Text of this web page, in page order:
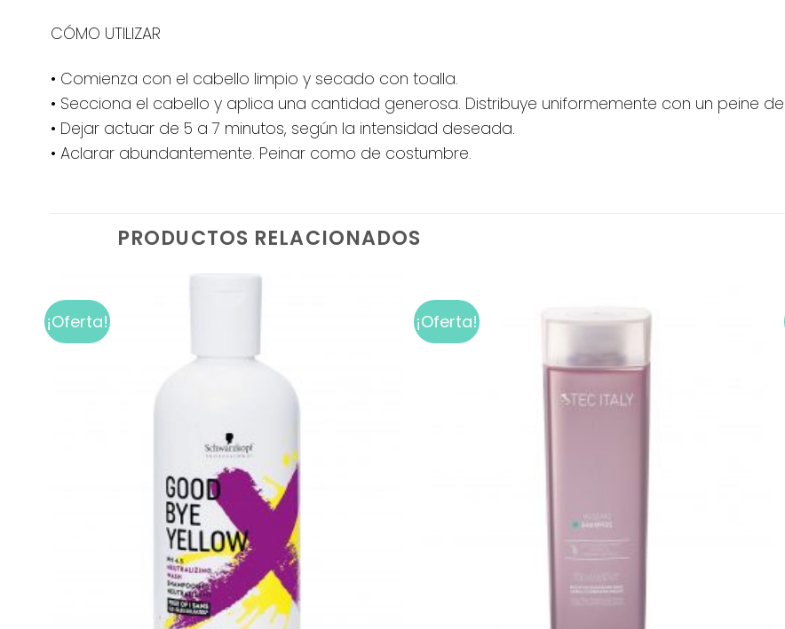
CÓMO UTILIZAR
• Comienza con el cabello limpio y secado con toalla.
• Secciona el cabello y aplica una cantidad generosa. Distribuye uniformemente con un peine
• Dejar actuar de 5 a 7 minutos, según la intensidad deseada.
• Aclarar abundantemente. Peinar como de costumbre.
PRODUCTOS RELACIONADOS
¡Oferta! ¡Oferta!